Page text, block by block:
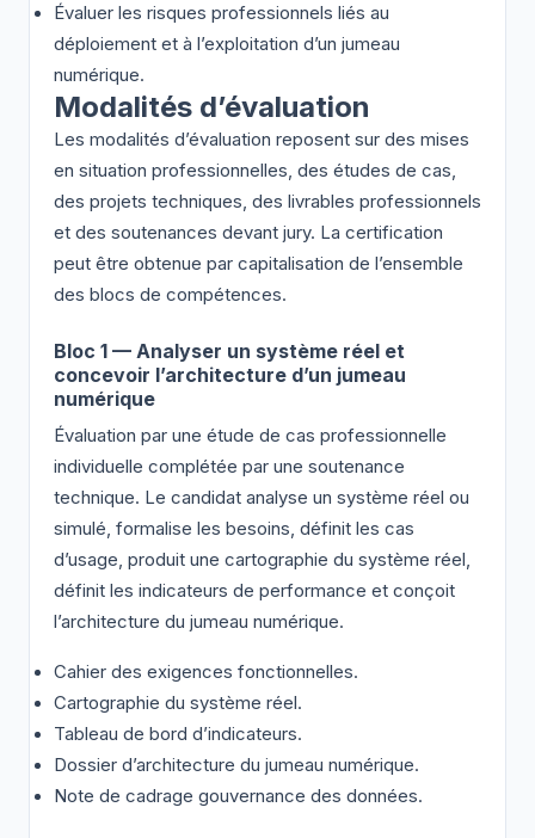
Évaluer les risques professionnels liés au
déploiement et à l’exploitation d’un jumeau
numérique.
Modalités d’évaluation
Les modalités d’évaluation reposent sur des mises
en situation professionnelles, des études de cas,
des projets techniques, des livrables professionnels
et des soutenances devant jury. La certification
peut être obtenue par capitalisation de l’ensemble
des blocs de compétences.
Bloc 1 — Analyser un système réel et
concevoir l’architecture d’un jumeau
numérique
Évaluation par une étude de cas professionnelle
individuelle complétée par une soutenance
technique. Le candidat analyse un système réel ou
simulé, formalise les besoins, définit les cas
d’usage, produit une cartographie du système réel,
définit les indicateurs de performance et conçoit
l’architecture du jumeau numérique.
Cahier des exigences fonctionnelles.
Cartographie du système réel.
Tableau de bord d’indicateurs.
Dossier d’architecture du jumeau numérique.
Note de cadrage gouvernance des données.